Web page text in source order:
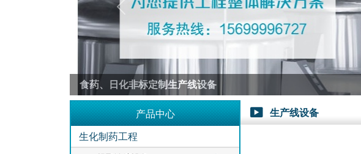
Previous
产品中心
生化制药工程
 生产线设备